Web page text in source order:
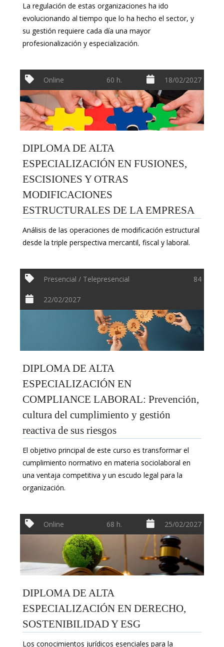
La regulación de estas organizaciones ha ido
evolucionando al tiempo que lo ha hecho el sector, y
su gestión requiere cada día una mayor
profesionalización y especialización.
Online 60 h. 18/02/2027
DIPLOMA DE ALTA
ESPECIALIZACIÓN EN FUSIONES,
ESCISIONES Y OTRAS
MODIFICACIONES
ESTRUCTURALES DE LA EMPRESA
Análisis de las operaciones de modificación estructural
desde la triple perspectiva mercantil, fiscal y laboral.
Presencial / Telepresencial 84
22/02/2027
DIPLOMA DE ALTA
ESPECIALIZACIÓN EN
COMPLIANCE LABORAL: Prevención,
cultura del cumplimiento y gestión
reactiva de sus riesgos
El objetivo principal de este curso es transformar el
cumplimiento normativo en materia sociolaboral en
una ventaja competitiva y un escudo legal para la
organización.
Online 68 h. 25/02/2027
DIPLOMA DE ALTA
ESPECIALIZACIÓN EN DERECHO,
SOSTENIBILIDAD Y ESG
Los conocimientos jurídicos esenciales para la